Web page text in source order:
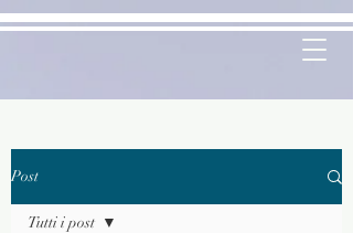
Post
Tutti i post